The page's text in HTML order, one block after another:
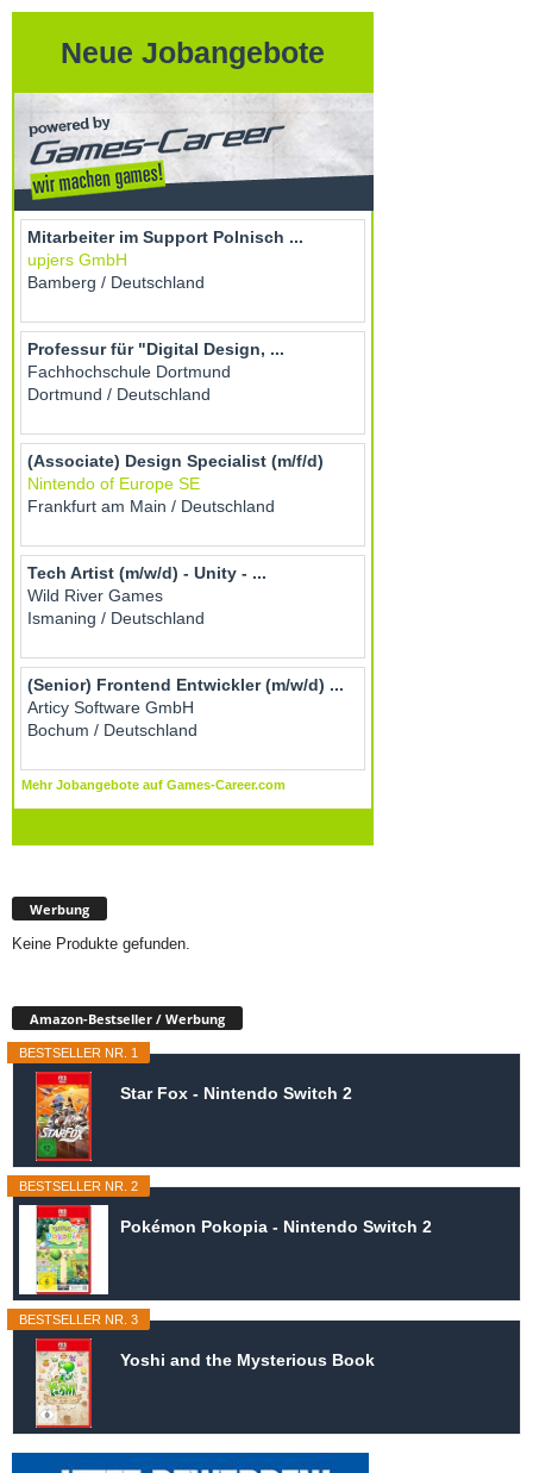
Werbung
Keine Produkte gefunden.
Amazon-Bestseller / Werbung
BESTSELLER NR. 1
Star Fox - Nintendo Switch 2
BESTSELLER NR. 2
Pokémon Pokopia - Nintendo Switch 2
BESTSELLER NR. 3
Yoshi and the Mysterious Book